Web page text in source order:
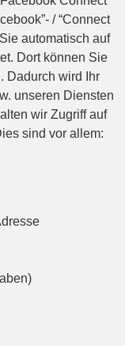
/ “Connect
automatisch auf
Dort können Sie
Dadurch wird Ihr
unseren Diensten
wir Zugriff auf
sind vor allem: